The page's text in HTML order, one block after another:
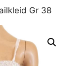
Gr 38